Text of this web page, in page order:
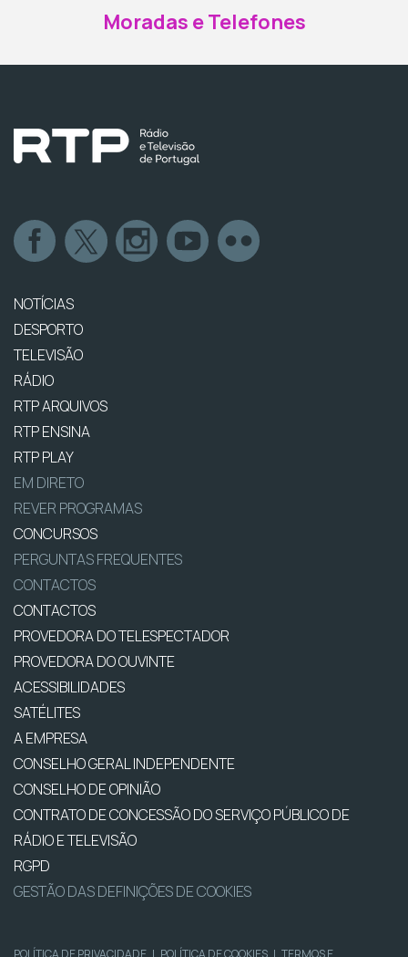
Moradas e Telefones
NOTÍCIAS
DESPORTO
TELEVISÃO
RÁDIO
RTP ARQUIVOS
RTP ENSINA
RTP PLAY
EM DIRETO
REVER PROGRAMAS
CONCURSOS
PERGUNTAS FREQUENTES
CONTACTOS
CONTACTOS
PROVEDORA DO TELESPECTADOR
PROVEDORA DO OUVINTE
ACESSIBILIDADES
SATÉLITES
A EMPRESA
CONSELHO GERAL INDEPENDENTE
CONSELHO DE OPINIÃO
CONTRATO DE CONCESSÃO DO SERVIÇO PÚBLICO DE
RÁDIO E TELEVISÃO
RGPD
GESTÃO DAS DEFINIÇÕES DE COOKIES
POLÍTICA DE PRIVACIDADE | POLÍTICA DE COOKIES | TERMOS E